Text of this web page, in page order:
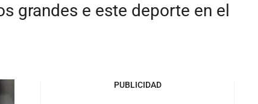
grandes e este deporte en el
PUBLICIDAD